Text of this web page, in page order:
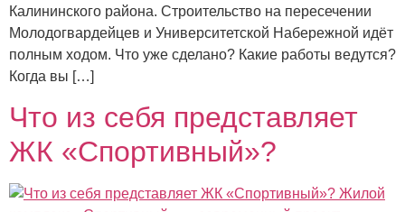
Калининского района. Строительство на пересечении
Молодогвардейцев и Университетской Набережной идёт
полным ходом. Что уже сделано? Какие работы ведутся?
Когда вы […]
Что из себя представляет
ЖК «Спортивный»?